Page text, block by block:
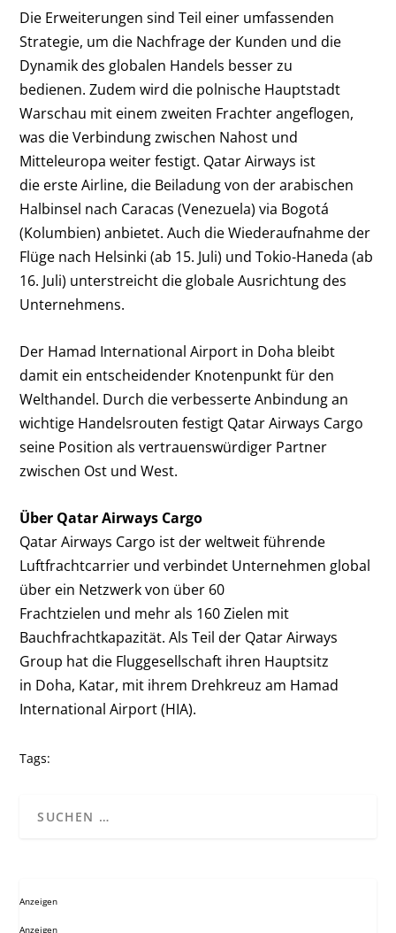
Die Erweiterungen sind Teil einer umfassenden
Strategie, um die Nachfrage der Kunden und die
Dynamik des globalen Handels besser zu
bedienen. Zudem wird die polnische Hauptstadt
Warschau mit einem zweiten Frachter angeflogen,
was die Verbindung zwischen Nahost und
Mitteleuropa weiter festigt. Qatar Airways ist
die erste Airline, die Beiladung von der arabischen
Halbinsel nach Caracas (Venezuela) via Bogotá
(Kolumbien) anbietet. Auch die Wiederaufnahme der
Flüge nach Helsinki (ab 15. Juli) und Tokio-Haneda (ab
16. Juli) unterstreicht die globale Ausrichtung des
Unternehmens.
Der Hamad International Airport in Doha bleibt
damit ein entscheidender Knotenpunkt für den
Welthandel. Durch die verbesserte Anbindung an
wichtige Handelsrouten festigt Qatar Airways Cargo
seine Position als vertrauenswürdiger Partner
zwischen Ost und West.
Über Qatar Airways Cargo
Qatar Airways Cargo ist der weltweit führende
Luftfrachtcarrier und verbindet Unternehmen global
über ein Netzwerk von über 60
Frachtzielen und mehr als 160 Zielen mit
Bauchfrachtkapazität. Als Teil der Qatar Airways
Group hat die Fluggesellschaft ihren Hauptsitz
in Doha, Katar, mit ihrem Drehkreuz am Hamad
International Airport (HIA).
Tags:
Anzeigen
Anzeigen